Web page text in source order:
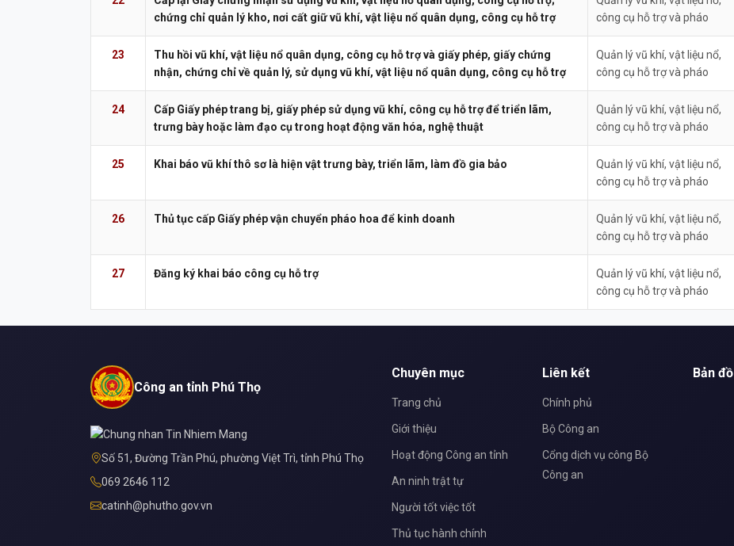
chứng chỉ quản lý kho, nơi cất giữ vũ khí, vật liệu nổ quân dụng, công cụ hỗ trợ
công cụ hỗ trợ và pháo
23
Thu hồi vũ khí, vật liệu nổ quân dụng, công cụ hỗ trợ và giấy phép, giấy chứng
nhận, chứng chỉ về quản lý, sử dụng vũ khí, vật liệu nổ quân dụng, công cụ hỗ trợ
Quản lý vũ khí, vật liệu nổ,
công cụ hỗ trợ và pháo
24
Cấp Giấy phép trang bị, giấy phép sử dụng vũ khí, công cụ hỗ trợ để triển lãm,
trưng bày hoặc làm đạo cụ trong hoạt động văn hóa, nghệ thuật
Quản lý vũ khí, vật liệu nổ,
công cụ hỗ trợ và pháo
25 Khai báo vũ khí thô sơ là hiện vật trưng bày, triển lãm, làm đồ gia bảo
Quản lý vũ khí, vật liệu nổ,
công cụ hỗ trợ và pháo
26 Thủ tục cấp Giấy phép vận chuyển pháo hoa để kinh doanh
Quản lý vũ khí, vật liệu nổ,
công cụ hỗ trợ và pháo
27 Đăng ký khai báo công cụ hỗ trợ
Quản lý vũ khí, vật liệu nổ,
công cụ hỗ trợ và pháo
Công an tỉnh Phú Thọ
Số 51, Đường Trần Phú, phường Việt Trì, tỉnh Phú Thọ
069 2646 112
catinh@phutho.gov.vn
Chuyên mục
Trang chủ
Giới thiệu
Hoạt động Công an tỉnh
An ninh trật tự
Người tốt việc tốt
Thủ tục hành chính
Liên kết
Chính phủ
Bộ Công an
Cổng dịch vụ công Bộ
Công an
Bản đồ